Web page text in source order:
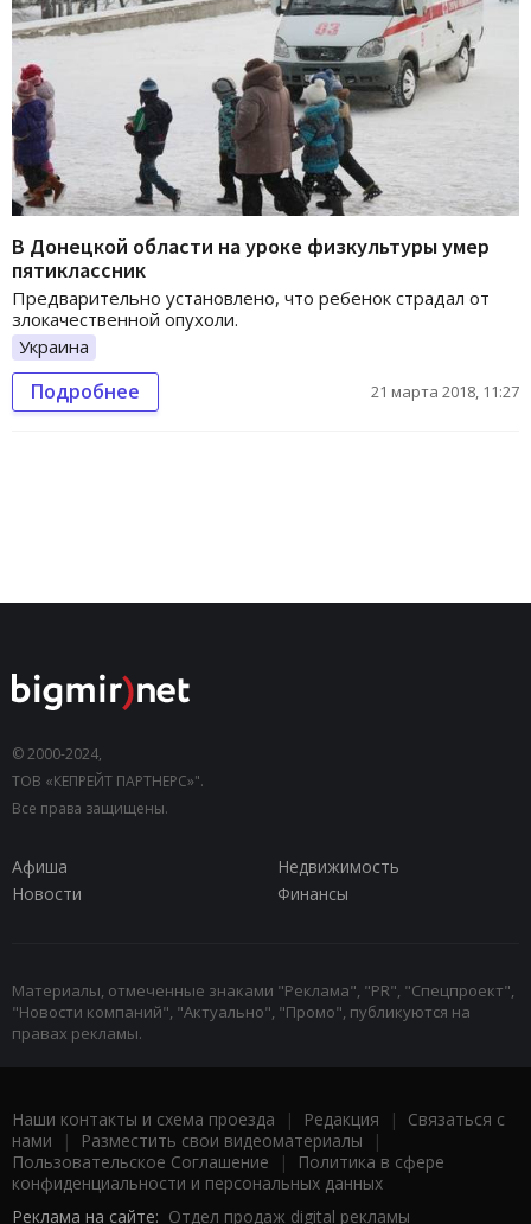
В Донецкой области на уроке физкультуры умер
пятиклассник
Предварительно установлено, что ребенок страдал от
злокачественной опухоли.
Украина
Подробнее 21 марта 2018, 11:27
© 2000-2024,
ТОВ «КЕПРЕЙТ ПАРТНЕРС»".
Все права защищены.
Афиша
Недвижимость
Новости
Финансы
Материалы, отмеченные знаками "Реклама", "PR", "Спецпроект",
"Новости компаний", "Актуально", "Промо", публикуются на
правах рекламы.
Наши контакты и схема проезда | Редакция | Связаться с
нами | Разместить свои видеоматериалы |
Пользовательское Соглашение |
Политика в сфере
конфиденциальности и персональных данных
Реклама на сайте: Отдел продаж digital рекламы